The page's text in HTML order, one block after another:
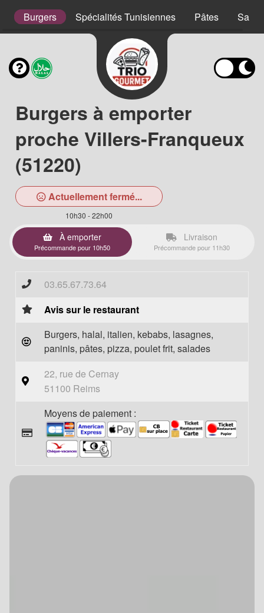
Burgers Spécialités Tunisiennes Pâtes
Burgers à emporter
proche Villers-Franqueux
(51220)
Actuellement fermé...
10h30 - 22h00
À emporter
Précommande pour 10h50
Livraison
Précommande pour 11h30
03.65.67.73.64
Avis sur le restaurant
Burgers, halal, italien, kebabs, lasagnes,
paninis, pâtes, pizza, poulet frit, salades
22, rue de Cernay
51100 Reims
Moyens de paiement :